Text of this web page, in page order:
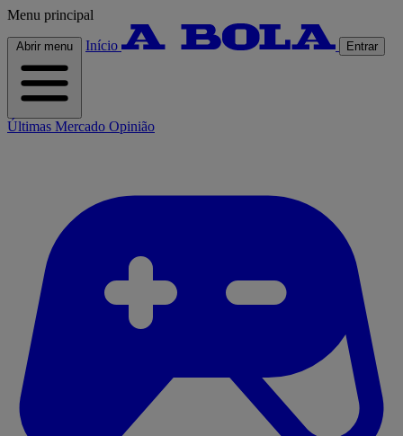
Menu principal
Abrir menu Início Entrar
Últimas Mercado Opinião